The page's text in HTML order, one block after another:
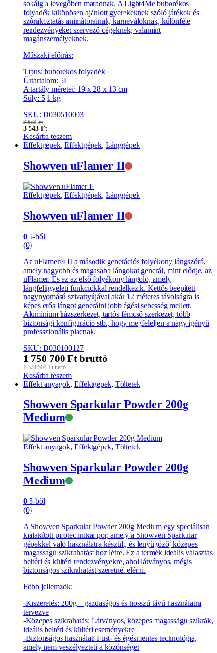
sokáig a levegőben maradnak. A Light4Me buborékos
folyadék különösen ajánlott gyerekeknek szóló játékok és
szórakoztatás animátorainak, karneváloknak, különféle
rendezvényeket szervező cégeknek, valamint
magánszemélyeknek.
Műszaki előírás:
Típus: buborékos folyadék
Űrtartalom: 5L
A tartály méretei: 19 x 28 x 13 cm
Súly: 5,1 kg
SKU: D030510003
3 858 Ft
3 543 Ft
Kosárba teszem
Effektgépek, Effektgépek, Lánggépek
Showven uFlamer II Nincs
Effektgépek, Effektgépek, Lánggépek
Showven uFlamer II Nincs
0 5-ből
(0)
Az uFlamer® II a második generációs folyékony lángszóró,
amely nagyobb és magasabb lángokat generál, mint elődje, az
uFlamer. És ez az első folyékony lángoló, amely
lángfelügyeleti funkciókkal rendelkezik. Kettős beépített
nagynyomású szivattyújával akár 12 méteres távolságra is
képes erős lángot generálni jobb égési sebesség mellett.
Alumínium házszerkezet, tartós fémcső szerkezet, több
biztonsági konfiguráció stb., hogy megfeleljen a nagy igényű
professzionális piacnak.
SKU: D030100127
1 750 700 Ft bruttó
1 378 504 Ft nettó
Kosárba teszem
Effekt anyagok, Effektgépek, Töltetek
Showven Sparkular Powder 200g
Medium Elérhető
Effekt anyagok, Effektgépek, Töltetek
Showven Sparkular Powder 200g
Medium Elérhető
0 5-ből
(0)
A Showven Sparkular Powder 200g Medium egy speciálisan
kialakított pirotechnikai por, amely a Showven Sparkular
gépekkel való használatra készült, és lenyűgöző, közepes
magasságú szikrahatást hoz létre. Ez a termék ideális választás
beltéri és kültéri rendezvényekre, ahol látványos, mégis
biztonságos szikrahatást szeretnél elérni.
Főbb jellemzők:
-Kiszerelés: 200g – gazdaságos és hosszú távú használatra
tervezve
-Közepes szikrahatás: Látványos, közepes magasságú szikrák,
ideális beltéri és kültéri eseményekre
-Biztonságos használat: Füst- és égésmentes technológia,
amely nem veszélyezteti a közönséget